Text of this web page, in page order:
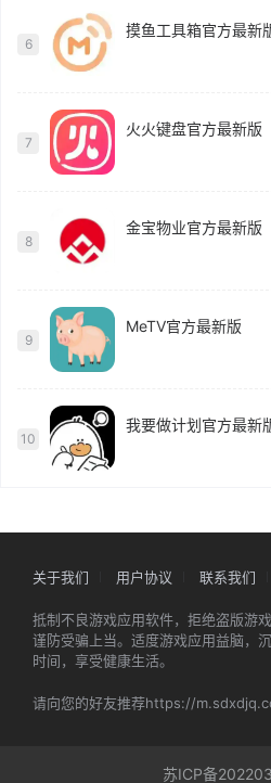
6
摸鱼工具箱官方最新
7
火火键盘官方最新版
8
金宝物业官方最新版
9
MeTV官方最新版
10
我要做计划官方最新
关于我们 用户协议 联系我们
抵制不良游戏应用软件，拒绝盗版游
谨防受骗上当。适度游戏应用益脑，
时间，享受健康生活。
请向您的好友推荐https://
苏ICP备